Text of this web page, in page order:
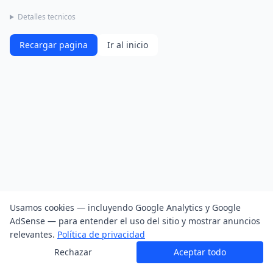
Detalles tecnicos
Recargar pagina Ir al inicio
Usamos cookies — incluyendo Google Analytics y Google
AdSense — para entender el uso del sitio y mostrar anuncios
relevantes. Política de privacidad
Rechazar
Aceptar todo